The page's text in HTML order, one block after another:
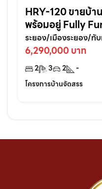
HRY-120 ขายบ้า
พร้อมอยู่ Fully
ไอริช ทับมา หิ้วกระ
จบในหลังเดียว!
ระยอง/เมืองระยอง/ทั
6,290,000 บาท
2 3 2
-
โครงการบ้านจัดสรร